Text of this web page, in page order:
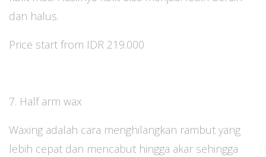
dan halus.
Price start from IDR 219.000
7. Half arm wax
Waxing adalah cara menghilangkan rambut yang
lebih cepat dan mencabut hingga akar sehingga